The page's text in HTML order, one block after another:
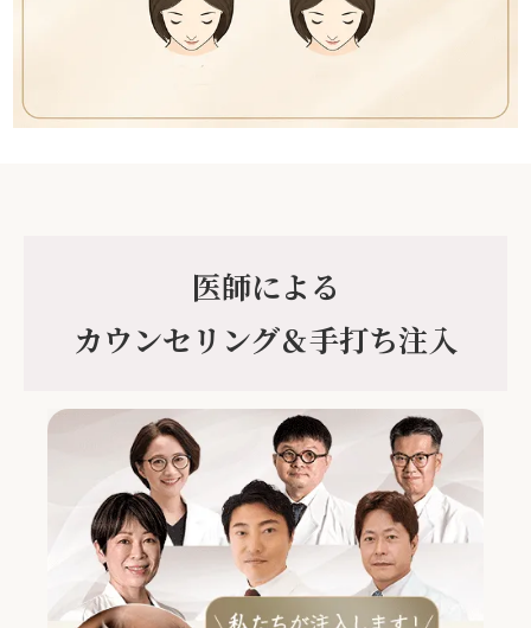
医師による
カウンセリング＆手打ち注入